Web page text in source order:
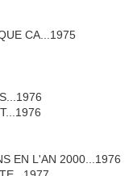
CA...1975
EN L'AN 2000...1976